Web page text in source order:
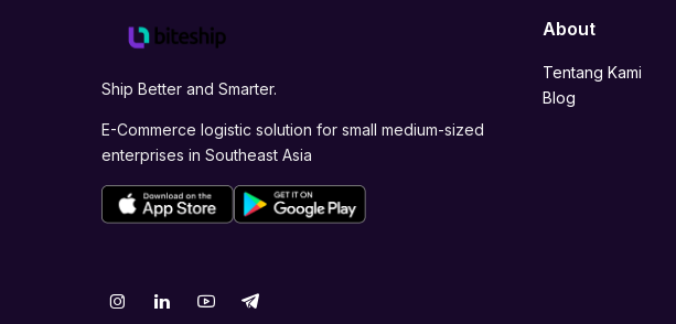
Ship Better and Smarter.
E-Commerce logistic solution for small medium-sized
enterprises in Southeast Asia
About
Tentang Kami
Blog